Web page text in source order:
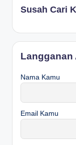
Susah Cari
Langganan
Nama Kamu
Email Kamu